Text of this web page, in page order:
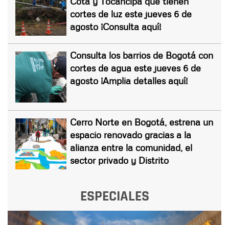
cortes de luz este jueves 6 de
agosto ¡Consulta aquí!
Consulta los barrios de Bogotá con
cortes de agua este jueves 6 de
agosto ¡Amplia detalles aquí!
Cerro Norte en Bogotá, estrena un
espacio renovado gracias a la
alianza entre la comunidad, el
sector privado y Distrito
ESPECIALES